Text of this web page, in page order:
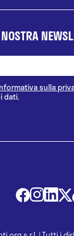
sulla
dati.